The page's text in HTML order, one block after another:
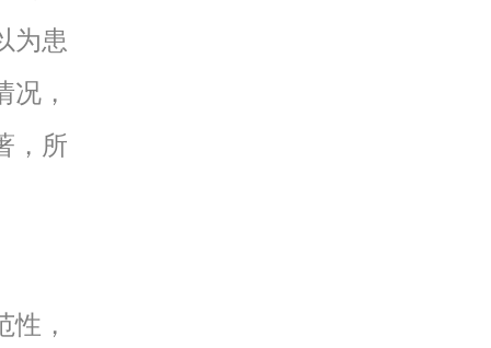
为患
，
，所
，